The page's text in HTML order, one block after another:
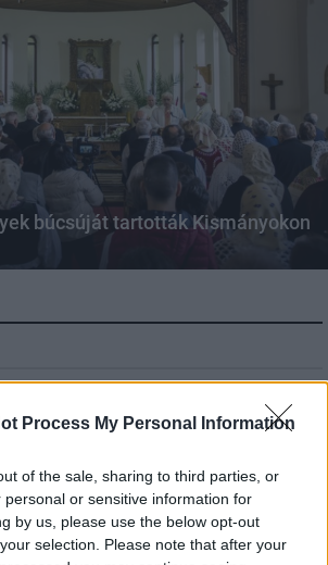
Process My Personal Information
of the sale, sharing to third parties, or
personal or sensitive information for
by us, please use the below opt-out
selection. Please note that after your
búcsúját tartották Kismányokon